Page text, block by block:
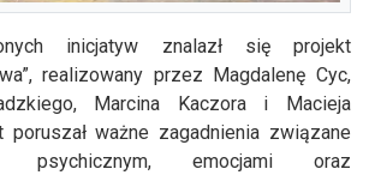
inicjatyw znalazł się projekt
realizowany przez Magdalenę Cyc,
Marcina Kaczora i Macieja
poruszał ważne zagadnienia związane
psychicznym, emocjami oraz